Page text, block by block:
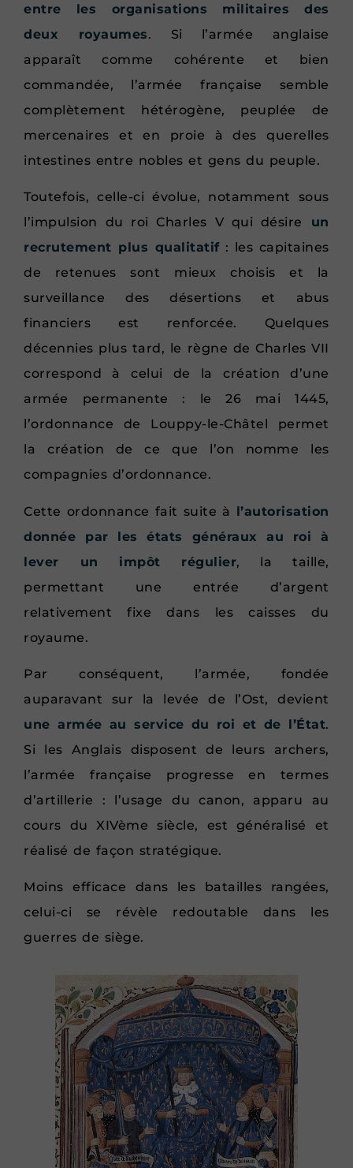
entre les organisations militaires des
deux royaumes. Si l’armée anglaise
apparaît comme cohérente et bien
commandée, l’armée française semble
complètement hétérogène, peuplée de
mercenaires et en proie à des querelles
intestines entre nobles et gens du peuple.
Toutefois, celle-ci évolue, notamment sous
l’impulsion du roi Charles V qui désire
un
recrutement plus qualitatif: les capitaines
de retenues sont mieux choisis et la
surveillance des désertions et abus
financiers est renforcée. Quelques
décennies plus tard, le règne de Charles VII
correspond à celui de la création d’une
armée permanente : le 26 mai 1445,
l’ordonnance de Louppy-le-Châtel permet
la création de ce que l’on nomme les
compagnies d’ordonnance.
Cette ordonnance fait suite à l’autorisation
donnée par les états généraux au roi à
lever un impôt régulier, la taille,
permettant une entrée d’argent
relativement fixe dans les caisses du
royaume.
Par conséquent, l’armée, fondée
auparavant sur la levée de l’Ost, devient
une armée au service du roi et de l’État.
Si les Anglais disposent de leurs archers,
l’armée française progresse en termes
d’artillerie : l’usage du canon, apparu au
cours du XIVème siècle, est généralisé et
réalisé de façon stratégique.
Moins efficace dans les batailles rangées,
celui-ci se révèle redoutable dans les
guerres de siège.